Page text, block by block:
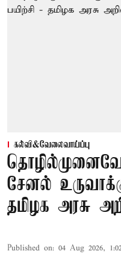
கல்வி&வேலைவாய்ப்பு
சேனல்
தமிழக அரசு
Published on: 04 Aug 2026,